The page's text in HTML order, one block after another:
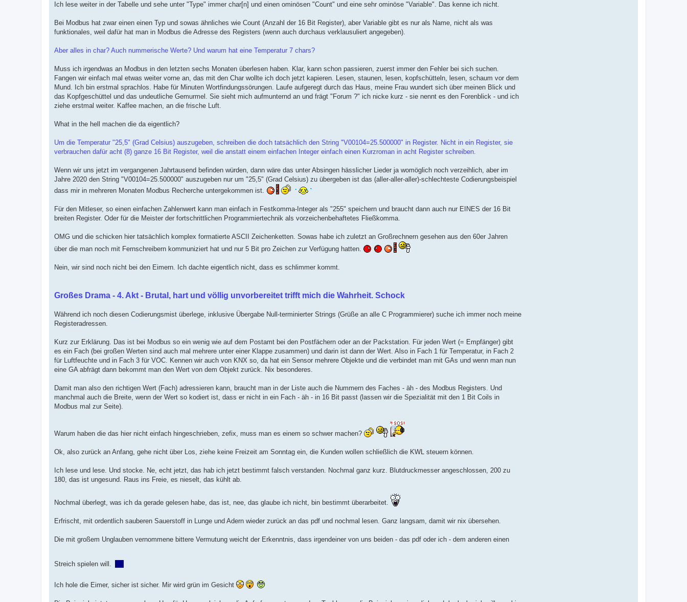
Ich lese weiter in der Tabelle und sehe unter "Type" immer char[n] und einen ominösen "Count" und eine sehr ominöse "Variable". Das kenne ich nicht.
Bei Modbus hat zwar einen einen Typ und sowas ähnliches wie Count (Anzahl der 16 Bit Register), aber Variable gibt es nur als Name, nicht als was
funktionales, weil dafür hat man in Modbus die Adresse des Registers (wenn auch durchaus verklausuliert angegeben).
Aber alles in char? Auch nummerische Werte? Und warum hat eine Temperatur 7 chars?
Muss ich irgendwas an Modbus in den letzten sechs Monaten überlesen haben. Klar, kann schon passieren, zuerst immer den Fehler bei sich suchen.
Fangen wir einfach mal etwas weiter vorne an, das mit den Char wollte ich doch jetzt kapieren. Lesen, staunen, lesen, kopfschütteln, lesen, schaum vor dem
Mund. Ich bin erstmal sprachlos. Habe für Minuten Wortfindungssörungen. Laufe aufgeregt durch das Haus, meine Frau wundert sich über meinen Blick und
das Kopfgeschüttel und das undeutliche Gemurmel. Sie sieht mich aufmunternd an und frägt "Forum ?" ich nicke kurz - sie nennt es den Forenblick - und ich
ziehe erstmal weiter. Kaffee machen, an die frische Luft.
What in the hell machen die da eigentlich?
Um die Temperatur "25,5" (Grad Celsius) auszugeben, schreiben die doch tatsächlich den String "V00104=25.500000" in Register. Nicht in ein Register, sie
verbrauchen dafür acht (8) ganze 16 Bit Register, weil die anstatt einem einfachen Integer einfach einen Kurzroman in acht Register schreiben.
Wenn wir uns jetzt im vergangenen Jahrtausend befinden würden, dann wäre das unter Absingen hässlicher Lieder ja womöglich noch verzeihlich, aber im
Jahre 2020 den String "V00104=25.500000" auszugeben nur um "25,5" (Grad Celsius) zu übergeben ist das (aller-aller-aller)-schlechteste Codierungsbeispiel
dass mir in mehreren Monaten Modbus Recherche untergekommen ist.
Für den Mitleser, so einen einfachen Zahlenwert kann man einfach in Festkomma-Integer als "255" speichern und braucht dann auch nur EINES der 16 Bit
breiten Register. Oder für die Meister der fortschrittlichen Programmiertechnik als vorzeichenbehaftetes Fließkomma.
OMG und die schicken hier tatsächlich komplex formatierte ASCII Zeichenketten. Sowas habe ich zuletzt an Großrechnern gesehen aus den 60er Jahren
über die man noch mit Fernschreibern kommuniziert hat und nur 5 Bit pro Zeichen zur Verfügung hatten.
Nein, wir sind noch nicht bei den Eimern. Ich dachte eigentlich nicht, dass es schlimmer kommt.
Großes Drama - 4. Akt - Brutal, hart und völlig unvorbereitet trifft mich die Wahrheit. Schock
Während ich noch diesen Codierungsmist überlege, inklusive Übergabe Null-terminierter Strings (Grüße an alle C Programmierer) suche ich immer noch meine
Registeradressen.
Kurz zur Erklärung. Das ist bei Modbus so ein wenig wie auf dem Postamt bei den Postfächern oder an der Packstation. Für jeden Wert (= Empfänger) gibt
es ein Fach (bei großen Werten sind auch mal mehrere unter einer Klappe zusammen) und darin ist dann der Wert. Also in Fach 1 für Temperatur, in Fach 2
für Luftfeuchte und in Fach 3 für VOC. Kennen wir auch von KNX so, da hat ein Sensor mehrere Objekte und die verbindet man mit GAs und wenn man nun
eine GA abfrägt dann bekommt man den Wert von dem Objekt zurück. Nix besonderes.
Damit man also den richtigen Wert (Fach) adressieren kann, braucht man in der Liste auch die Nummern des Faches - äh - des Modbus Registers. Und
manchmal auch die Breite, wenn der Wert so kodiert ist, dass er nicht in ein Fach - äh - in 16 Bit passt (lassen wir die Spezialität mit den 1 Bit Coils in
Modbus mal zur Seite).
Warum haben die das hier nicht einfach hingeschrieben, zefix, muss man es einem so schwer machen?
Ok, also zurück an Anfang, gehe nicht über Los, ziehe keine Freizeit am Sonntag ein, die Kunden wollen schließlich die KWL steuern können.
Ich lese und lese. Und stocke. Ne, echt jetzt, das hab ich jetzt bestimmt falsch verstanden. Nochmal ganz kurz. Blutdruckmesser angeschlossen, 200 zu
180, das ist ungesund. Raus ins Freie, es nieselt, das kühlt ab.
Nochmal überlegt, was ich da gerade gelesen habe, das ist, nee, das glaube ich nicht, bin bestimmt überarbeitet.
Erfrischt, mit ordentlich sauberen Sauerstoff in Lunge und Adern wieder zurück an das pdf und nochmal lesen. Ganz langsam, damit wir nix übersehen.
Die mit großem Unglauben vernommene bittere Vermutung weicht der Erkenntnis, dass irgendeiner von uns beiden - das pdf oder ich - dem anderen einen
Streich spielen will.
Ich hole die Eimer, sicher ist sicher. Mir wird grün im Gesicht